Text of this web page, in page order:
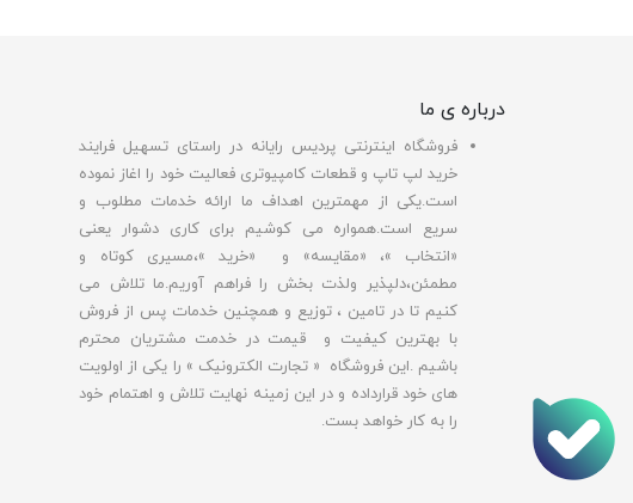
درباره ی ما
فروشگاه اینترنتی پردیس رایانه در راستای تسهیل فرایند
خرید لپ تاپ و قطعات کامپیوتری فعالیت خود را اغاز نموده
است.یکی از مهمترین اهداف ما ارائه خدمات مطلوب و
سریع است.همواره می کوشیم برای کاری دشوار یعنی
«انتخاب »، «مقایسه» و «خرید »،مسیری کوتاه و
مطمئن،دلپذیر ولذت بخش را فراهم آوریم.ما تلاش می
کنیم تا در تامین ، توزیع و همچنین خدمات پس از فروش
با بهترین کیفیت و قیمت در خدمت مشتریان محترم
باشیم .این فروشگاه « تجارت الکترونیک » را یکی از اولویت
های خود قرارداده و در این زمینه نهایت تلاش و اهتمام خود
را به کار خواهد بست.